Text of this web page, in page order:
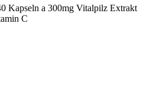
Kapseln a 300mg Vitalpilz Extrakt
C